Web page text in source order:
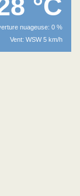
°C
nuageuse: 0 %
Vent: WSW 5 km/h